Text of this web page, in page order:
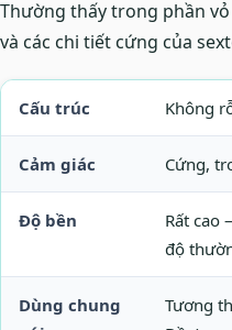
Thường thấy trong phần
và các chi tiết cứng của
Cấu trúc Không
Cảm giác Cứng,
Độ bền
Rất cao
độ
Dùng chung
Tương